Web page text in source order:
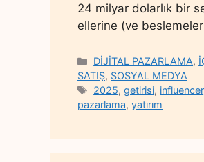
24 milyar dolarlık bir
ellerine (ve
Categories
DİJİTAL PAZARLAMA,
SATIŞ, SOSYAL MEDYA
Tags
2025,getirisi, influencer
pazarlama, yatırım